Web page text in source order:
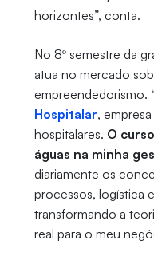
horizontes”, conta.
No 8º semestre da
atua no mercado
empreendedorismo.
Hospitalar,
hospitalares. O
águas na minha
diariamente os
processos, logística
transformando a
real para o meu